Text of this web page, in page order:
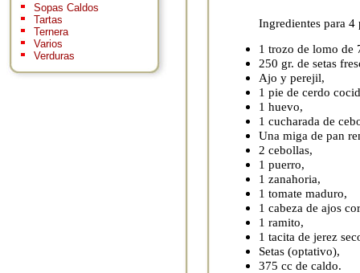
Sopas Caldos
Tartas
Ternera
Varios
Verduras
Ingredientes para 4
1 trozo de lomo de
250 gr. de setas
Ajo y perejil,
1 pie de cerdo
1 huevo,
1 cucharada de
Una miga de pan
2 cebollas,
1 puerro,
1 zanahoria,
1 tomate maduro,
1 cabeza de ajos
1 ramito,
1 tacita de jerez
Setas (optativo),
375 cc de caldo.